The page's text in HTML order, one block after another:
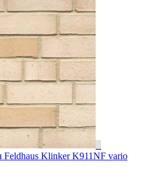
Klinker K911NF vario